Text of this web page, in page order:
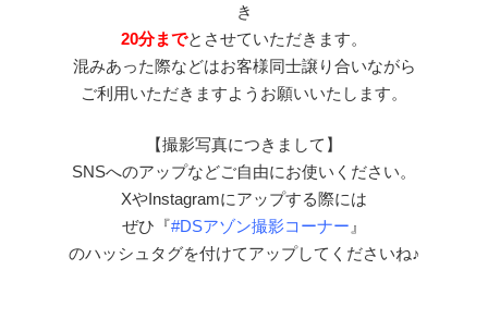
き
20分までとさせていただきます。
混みあった際などはお客様同士譲り合いながら
ご利用いただきますようお願いいたします。
【撮影写真につきまして】
SNSへのアップなどご自由にお使いください。
XやInstagramにアップする際には
ぜひ『#DSアゾン撮影コーナー 』
のハッシュタグを付けてアップしてくださいね♪